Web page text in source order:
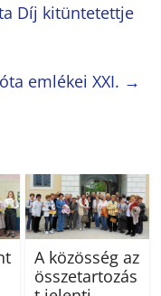
Díj kitüntetettje
emlékei XXI. →
A közösség az
összetartozás